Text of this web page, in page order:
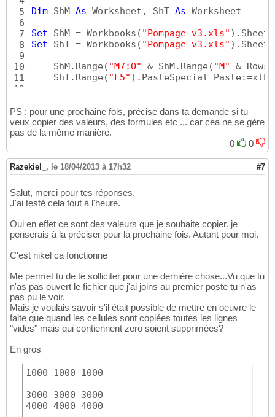
5
6
7
8
9
10
11
12
14
15
16
18
19
20
21
Dim ShM As Worksheet, ShT As Worksheet
Set ShM = Workbooks ( "Pompage v3.xls" ) .Sheets
Set ShT = Workbooks ( "Pompage v3.xls" ) .Sheets
    ShM.Range
( "M7:O" & ShM.Range ( "M"
&
    ShT.Range
( "L5" ) .PasteSpecial
For i = fin To 5 Step -1
If ShT.Range
End If
Next
Sub
PS : pour une prochaine fois, précise dans ta demande si tu
veux copier des valeurs, des formules etc ... car cea ne se gère
pas de la même manière.
0
0
Razekiel_ , le 18/04/2013 à 17h32 #7
Salut, merci pour tes réponses.
J'ai testé cela tout à l'heure.
Oui en effet ce sont des valeurs que je souhaite copier. je
penserais à la préciser pour la prochaine fois. Autant pour moi.
C'est nikel ca fonctionne
Me permet tu de te solliciter pour une dernière chose...Vu que tu
n'as pas ouvert le fichier que j'ai joins au premier poste tu n'as
pas pu le voir.
Mais je voulais savoir s'il était possible de mettre en oeuvre le
faite que quand les cellules sont copiées toutes les lignes
"vides" mais qui contiennent zero soient supprimées?
En gros
1000 1000 1000
3000 3000 3000
4000 4000 4000